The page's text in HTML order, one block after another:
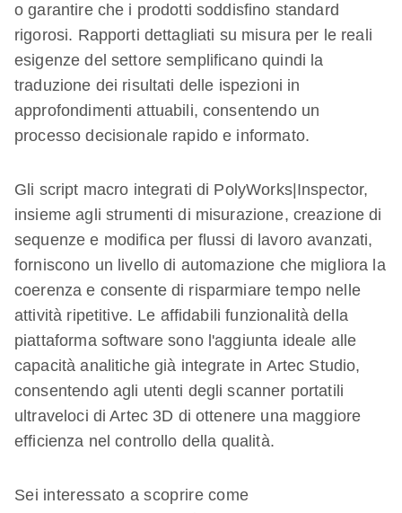
o garantire che i prodotti soddisfino standard
rigorosi. Rapporti dettagliati su misura per le reali
esigenze del settore semplificano quindi la
traduzione dei risultati delle ispezioni in
approfondimenti attuabili, consentendo un
processo decisionale rapido e informato.
Gli script macro integrati di PolyWorks|Inspector,
insieme agli strumenti di misurazione, creazione di
sequenze e modifica per flussi di lavoro avanzati,
forniscono un livello di automazione che migliora la
coerenza e consente di risparmiare tempo nelle
attività ripetitive. Le affidabili funzionalità della
piattaforma software sono l'aggiunta ideale alle
capacità analitiche già integrate in Artec Studio,
consentendo agli utenti degli scanner portatili
ultraveloci di Artec 3D di ottenere una maggiore
efficienza nel controllo della qualità.
Sei interessato a scoprire come